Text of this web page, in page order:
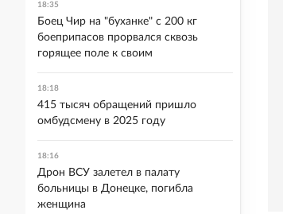
18:35
Боец Чир на "буханке" с 200 кг
боеприпасов прорвался сквозь
горящее поле к своим
18:18
415 тысяч обращений пришло
омбудсмену в 2025 году
18:16
Дрон ВСУ залетел в палату
больницы в Донецке, погибла
женщина